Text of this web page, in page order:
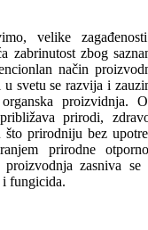
velike
zabrinutost zbog
način
svetu se razvija i
proizvidnja.
prirodi,
prirodniju bez
prirodne
zasniva se
fungicida.